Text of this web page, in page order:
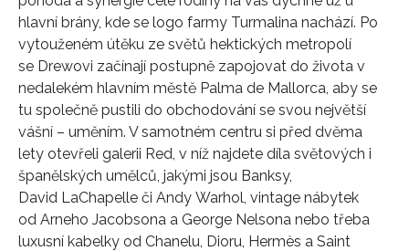
hlavní brány, kde se logo farmy Turmalina nachází. Po
vytouženém útěku ze světů hektických metropolí
se Drewovi začínají postupně zapojovat do života v
nedalekém hlavním městě Palma de Mallorca, aby se
tu společně pustili do obchodování se svou největší
vášní – uměním. V samotném centru si před dvěma
lety otevřeli galerii Red, v níž najdete díla světových i
španělských umělců, jakými jsou Banksy,
David LaChapelle či Andy Warhol, vintage nábytek
od Arneho Jacobsona a George Nelsona nebo třeba
luxusní kabelky od Chanelu, Dioru, Hermès a Saint